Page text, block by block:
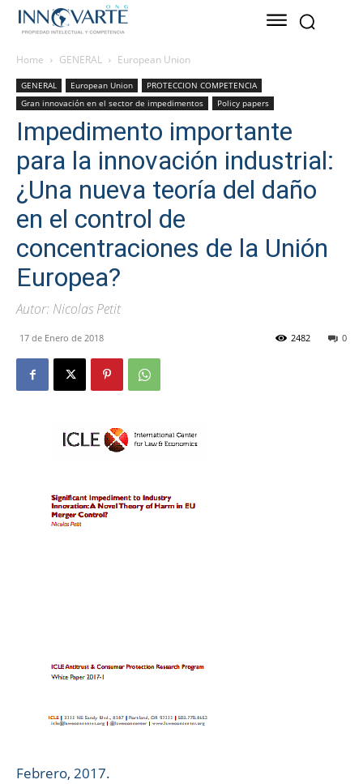
Home GENERAL European Union
GENERAL European Union
PROTECCION COMPETENCIA
Gran innovación en el sector de impedimentos
Policy papers
Impedimento importante
para la innovación industrial:
¿Una nueva teoría del daño
en el control de
concentraciones de la Unión
Europea?
Autor: Nicolas Petit
17 de Enero de 2018 0
2482
Febrero, 2017.